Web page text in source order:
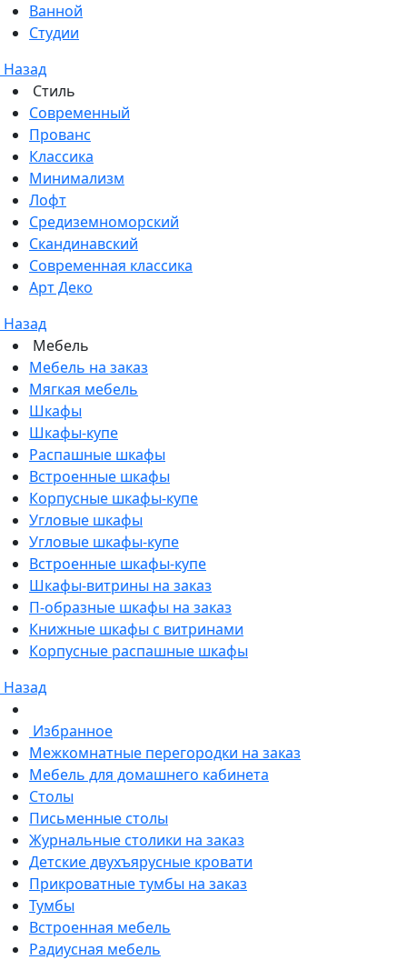
Ванной
Студии
Назад
Стиль
Современный
Прованс
Классика
Минимализм
Лофт
Средиземноморский
Скандинавский
Современная классика
Арт Деко
Назад
Мебель
Мебель на заказ
Мягкая мебель
Шкафы
Шкафы-купе
Распашные шкафы
Встроенные шкафы
Корпусные шкафы-купе
Угловые шкафы
Угловые шкафы-купе
Встроенные шкафы-купе
Шкафы-витрины на заказ
П-образные шкафы на заказ
Книжные шкафы с витринами
Корпусные распашные шкафы
Назад
Избранное
Межкомнатные перегородки на заказ
Мебель для домашнего кабинета
Столы
Письменные столы
Журнальные столики на заказ
Детские двухъярусные кровати
Прикроватные тумбы на заказ
Тумбы
Встроенная мебель
Радиусная мебель